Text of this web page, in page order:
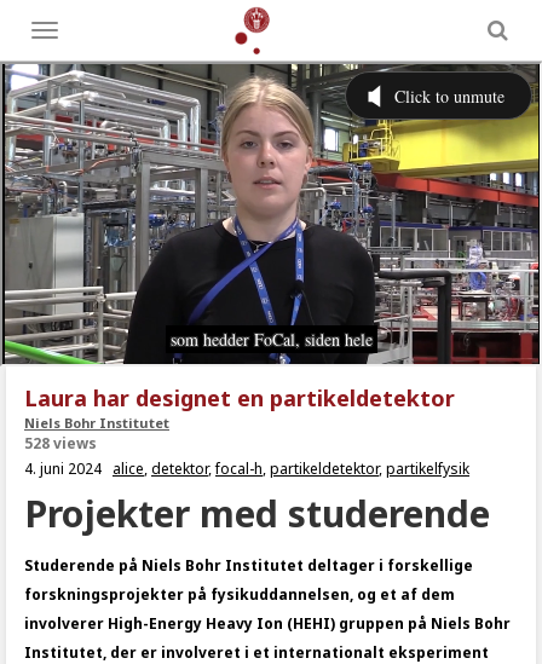
Toggle
menu
Laura har designet en partikeldetektor
Niels Bohr Institutet
528 views
4. juni 2024 alice,detektor,focal-h,partikeldetektor,partikelfysik
Projekter med studerende
Studerende på Niels Bohr Institutet deltager i forskellige
forskningsprojekter på fysikuddannelsen, og et af dem
involverer High-Energy Heavy Ion (HEHI) gruppen på Niels Bohr
Institutet, der er involveret i et internationalt eksperiment